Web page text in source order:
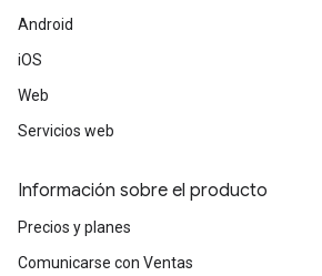
Android
iOS
Web
Servicios web
Información sobre el producto
Precios y planes
Comunicarse con Ventas